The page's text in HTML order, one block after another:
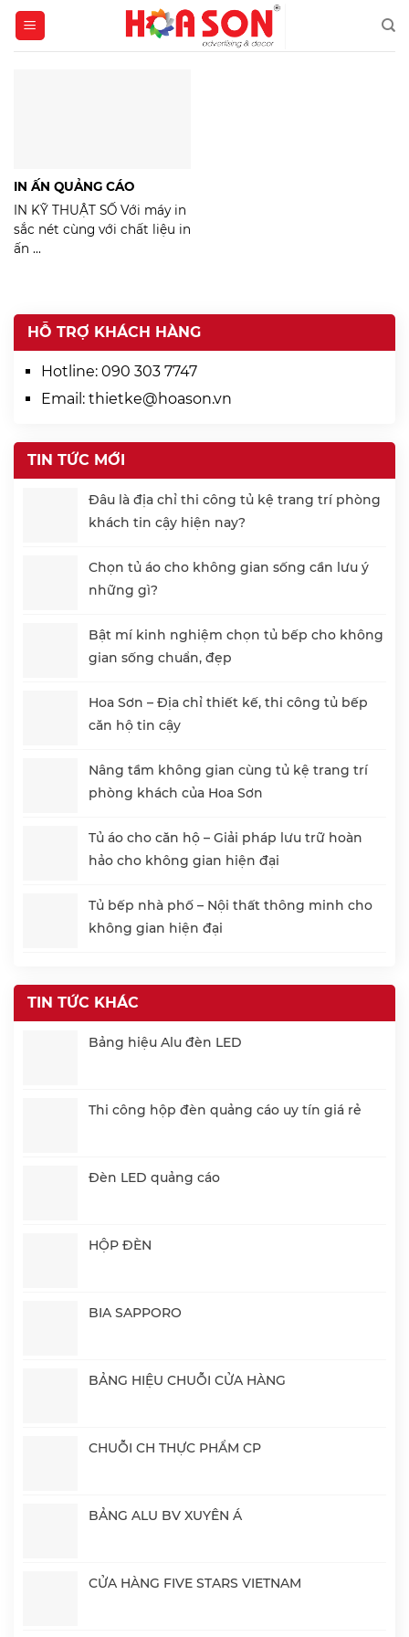
Skip
content
IN ẤN QUẢNG CÁO
IN KỸ THUẬT SỐ Với máy in
sắc nét cùng với chất liệu in
ấn ...
HỖ TRỢ KHÁCH HÀNG
Hotline: 090 303 7747
Email: thietke@hoason.vn
TIN TỨC MỚI
Đâu là địa chỉ thi công tủ kệ trang trí phòng
khách tin cậy hiện nay?
Chọn tủ áo cho không gian sống cần lưu ý
những gì?
Bật mí kinh nghiệm chọn tủ bếp cho không
gian sống chuẩn, đẹp
Hoa Sơn – Địa chỉ thiết kế, thi công tủ bếp
căn hộ tin cậy
Nâng tầm không gian cùng tủ kệ trang trí
phòng khách của Hoa Sơn
Tủ áo cho căn hộ – Giải pháp lưu trữ hoàn
hảo cho không gian hiện đại
Tủ bếp nhà phố – Nội thất thông minh cho
không gian hiện đại
TIN TỨC KHÁC
Bảng hiệu Alu đèn LED
Thi công hộp đèn quảng cáo uy tín giá rẻ
Đèn LED quảng cáo
HỘP ĐÈN
BIA SAPPORO
BẢNG HIỆU CHUỖI CỬA HÀNG
CHUỖI CH THỰC PHẨM CP
BẢNG ALU BV XUYÊN Á
CỬA HÀNG FIVE STARS VIETNAM